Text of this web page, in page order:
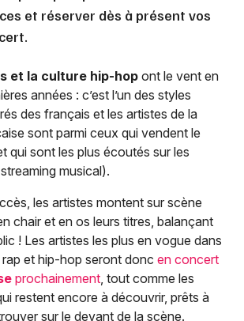
et réserver dès à présent vos
et la culture hip-hop ont le vent en
années : c’est l’un des styles
des français et les artistes de la
sont parmi ceux qui vendent le
qui sont les plus écoutés sur les
musical).
les artistes montent sur scène
chair et en os leurs titres, balançant
! Les artistes les plus en vogue dans
rap et hip-hop seront donc en concert
prochainement, tout comme les
restent encore à découvrir, prêts à
sur le devant de la scène.